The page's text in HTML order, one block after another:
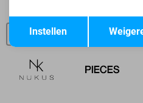
LolaLiza blouses LolaLiza
Terug
Instellen